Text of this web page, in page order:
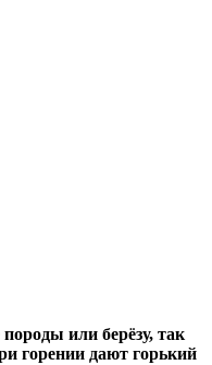
или берёзу, так
горении дают горький